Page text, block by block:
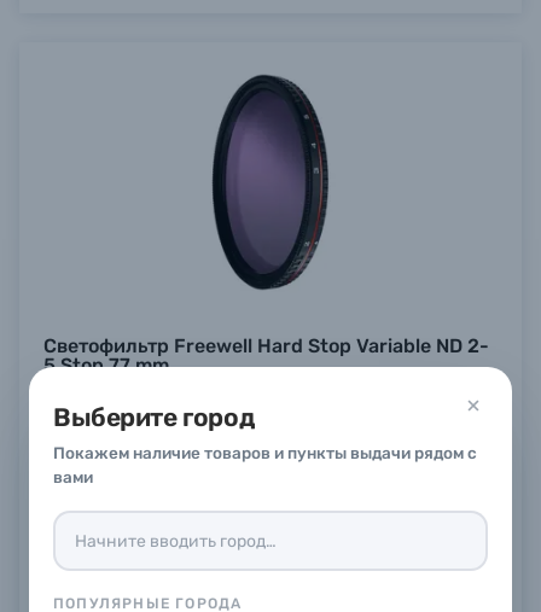
Выберите город
Покажем наличие товаров и пункты выдачи рядом с
вами
ПОПУЛЯРНЫЕ ГОРОДА
Светофильтр Freewell Hard Stop Variable ND 2-
5 Stop 77 mm
11 990 ₽